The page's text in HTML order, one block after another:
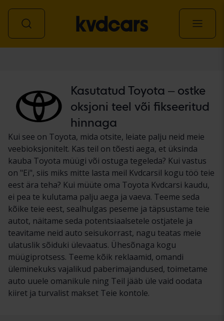
Kasutatud Toyota – ostke
oksjoni teel või fikseeritud
hinnaga
Kui see on Toyota, mida otsite, leiate palju neid meie
veebioksjonitelt. Kas teil on tõesti aega, et üksinda
kauba Toyota müügi või ostuga tegeleda? Kui vastus
on "Ei", siis miks mitte lasta meil Kvdcarsil kogu töö teie
eest ära teha? Kui müüte oma Toyota Kvdcarsi kaudu,
ei pea te kulutama palju aega ja vaeva. Teeme seda
kõike teie eest, sealhulgas peseme ja täpsustame teie
autot, näitame seda potentsiaalsetele ostjatele ja
teavitame neid auto seisukorrast, nagu teatas meie
ulatuslik sõiduki ülevaatus. Ühesõnaga kogu
müügiprotsess. Teeme kõik reklaamid, omandi
üleminekuks vajalikud paberimajandused, toimetame
auto uuele omanikule ning Teil jääb üle vaid oodata
kiiret ja turvalist makset Teie kontole.